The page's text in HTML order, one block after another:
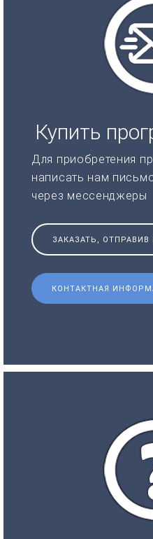
Купить
Для приобретения
написать нам
через мессенджеры
ЗАКАЗАТЬ,
КОНТАКТНАЯ